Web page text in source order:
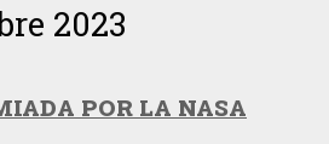
2023
POR LA NASA